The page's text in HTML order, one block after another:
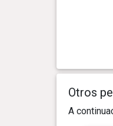
Otros
A